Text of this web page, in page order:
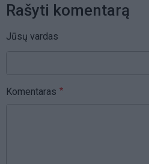
Rašyti komentarą
Jūsų vardas
Komentaras